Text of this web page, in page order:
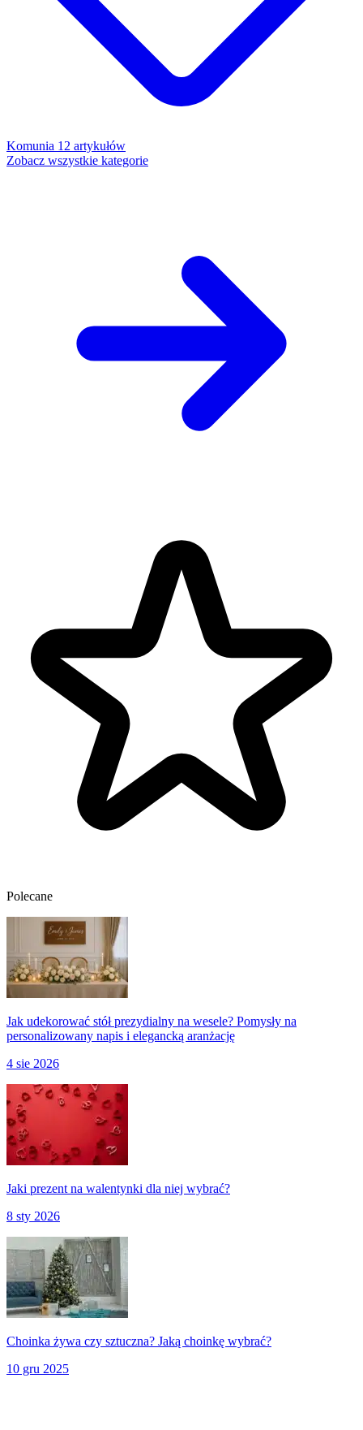
Komunia 12 artykułów
Zobacz wszystkie kategorie
Polecane
Jak udekorować stół prezydialny na wesele? Pomysły na
personalizowany napis i elegancką aranżację
4 sie 2026
Jaki prezent na walentynki dla niej wybrać?
8 sty 2026
Choinka żywa czy sztuczna? Jaką choinkę wybrać?
10 gru 2025